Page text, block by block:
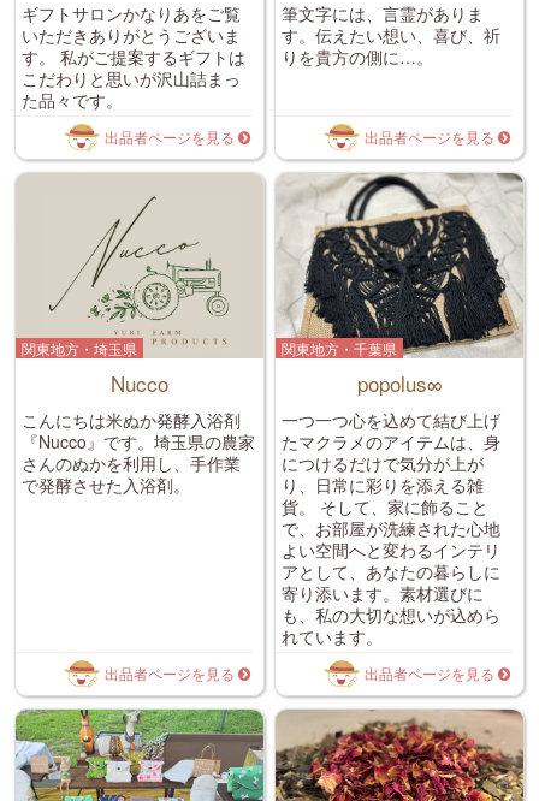
ギフトサロンかなりあをご覧
いただきありがとうございま
す。 私がご提案するギフトは
こだわりと思いが沢山詰まっ
た品々です。
出品者ページを見る
筆文字には、言霊がありま
す。伝えたい想い、喜び、祈
りを貴方の側に…。
出品者ページを見る
関東地方・埼玉県
Nucco
こんにちは米ぬか発酵入浴剤
『Nucco』です。埼玉県の農家
さんのぬかを利用し、手作業
で発酵させた入浴剤。
出品者ページを見る
関東地方・千葉県
popolus∞
一つ一つ心を込めて結び上げ
たマクラメのアイテムは、身
につけるだけで気分が上が
り、日常に彩りを添える雑
貨。 そして、家に飾ること
で、お部屋が洗練された心地
よい空間へと変わるインテリ
アとして、あなたの暮らしに
寄り添います。 ​素材選びに
も、私の大切な想いが込めら
れています。
出品者ページを見る